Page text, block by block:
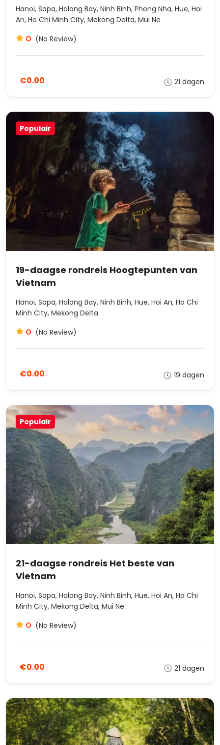
Hanoi, Sapa, Halong Bay, Ninh Binh, Phong Nha, Hue, Hoi
An, Ho Chi Minh City, Mekong Delta, Mui Ne
0 (No Review)
€0.00 21 dagen
Populair
19-daagse rondreis Hoogtepunten van
Vietnam
Hanoi, Sapa, Halong Bay, Ninh Binh, Hue, Hoi An, Ho Chi
Minh City, Mekong Delta
0 (No Review)
€0.00 19 dagen
Populair
21-daagse rondreis Het beste van
Vietnam
Hanoi, Sapa, Halong Bay, Ninh Binh, Hue, Hoi An, Ho Chi
Minh City, Mekong Delta, Mui Ne
0 (No Review)
€0.00 21 dagen